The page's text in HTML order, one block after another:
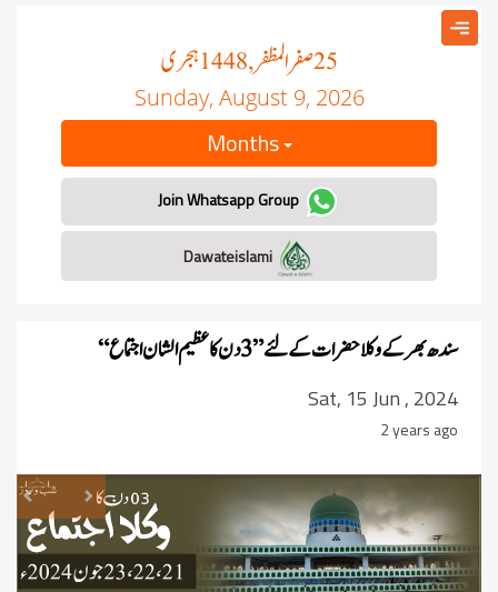
25صفر المظفر, 1448 ہجری
Sunday, August 9, 2026
Months
Join Whatsapp Group
سندھ بھر کے وکلا حضرات کے لئے ”3 دن کا عظیم الشان اجتماع“
Sat, 15 Jun , 2024
2 years ago